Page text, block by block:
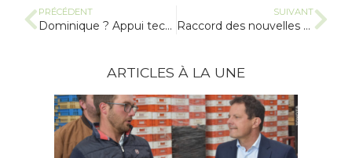
PRÉCÉDENT
Dominique ? Appui technique !
SUIVANT
Raccord des nouvelles parcelles à la conduite d’eau
ARTICLES À LA UNE